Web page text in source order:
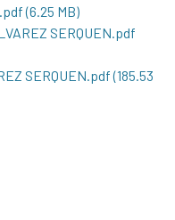
(6.25 MB)
SERQUEN.pdf
SERQUEN.pdf(185.53